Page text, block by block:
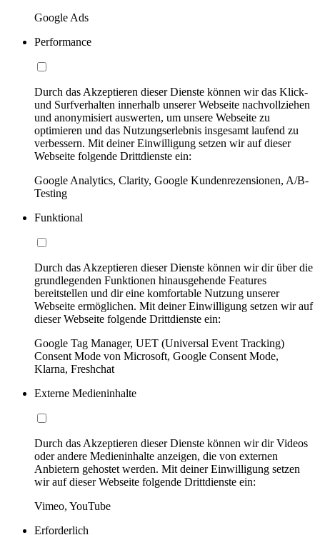
Google Ads
Performance
Durch das Akzeptieren dieser Dienste können wir das Klick-
und Surfverhalten innerhalb unserer Webseite nachvollziehen
und anonymisiert auswerten, um unsere Webseite zu
optimieren und das Nutzungserlebnis insgesamt laufend zu
verbessern. Mit deiner Einwilligung setzen wir auf dieser
Webseite folgende Drittdienste ein:
Google Analytics, Clarity, Google Kundenrezensionen, A/B-
Testing
Funktional
Durch das Akzeptieren dieser Dienste können wir dir über die
grundlegenden Funktionen hinausgehende Features
bereitstellen und dir eine komfortable Nutzung unserer
Webseite ermöglichen. Mit deiner Einwilligung setzen wir auf
dieser Webseite folgende Drittdienste ein:
Google Tag Manager, UET (Universal Event Tracking)
Consent Mode von Microsoft, Google Consent Mode,
Klarna, Freshchat
Externe Medieninhalte
Durch das Akzeptieren dieser Dienste können wir dir Videos
oder andere Medieninhalte anzeigen, die von externen
Anbietern gehostet werden. Mit deiner Einwilligung setzen
wir auf dieser Webseite folgende Drittdienste ein:
Vimeo, YouTube
Erforderlich